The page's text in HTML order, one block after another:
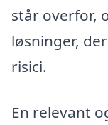
står overfor,
løsninger,
risici.
En relevant